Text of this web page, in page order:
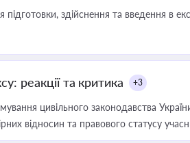
здійснення та введення в
реакції та критика +3
цивільного законодавства
відносин та правового статусу